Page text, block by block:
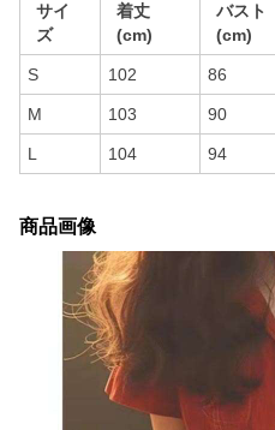
サイ
ズ
着丈
(cm)
バスト
(cm)
S 102 86
M 103 90
L 104 94
商品画像